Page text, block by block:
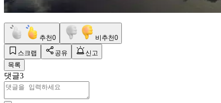
추천0 비추천0
스크랩 공유
신고
목록
댓글3